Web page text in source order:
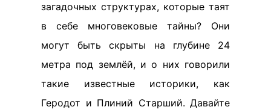
загадочных структурах, которые таят
в себе многовековые тайны? Они
могут быть скрыты на глубине 24
метра под землёй, и о них говорили
такие известные историки, как
Геродот и Плиний Старший. Давайте